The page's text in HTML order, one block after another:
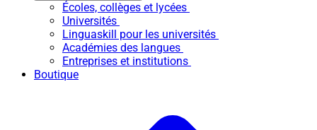
Écoles, collèges et lycées
Universités
Linguaskill pour les universités
Académies des langues
Entreprises et institutions
Boutique